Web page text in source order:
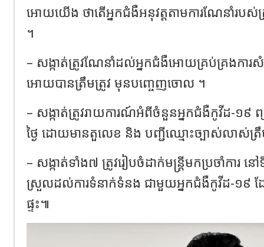
អោយយើង ថាតើអ្នកជំងឺអនុវត្តតាមការណែនាំរប
។
– សង្កាត់ត្រូវណែនាំដល់អ្នកជំងឺអោយគ្រប់គ្រងកា
អោយបានត្រឹមត្រូវ មុនបញ្ចេញចោល ។
– សង្កាត់ត្រូវរាយការណ៍អំពីចំនួនអ្នកជំងឺកូវីដ-១៩ ព្
ថ្ងៃ ដោយមានតួលេខ និង បញ្ជីឈ្មោះច្បាស់លាស់ត្រឹ
– សង្កាត់ទាំង៧ ត្រូវរៀបចំដាក់មន្រ្តីមកប្រចាំការ ន
ស្រួលដល់ការទំនាក់ទំនង ជាមួយអ្នកជំងឺកូវីដ-១៩ ដ
ផ្ទះ៕